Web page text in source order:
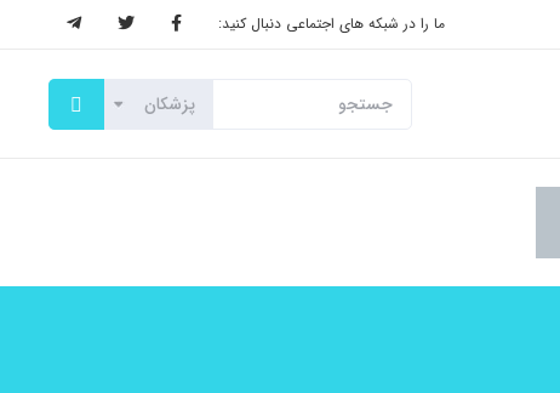
ما را در شبکه های اجتماعی دنبال کنید: